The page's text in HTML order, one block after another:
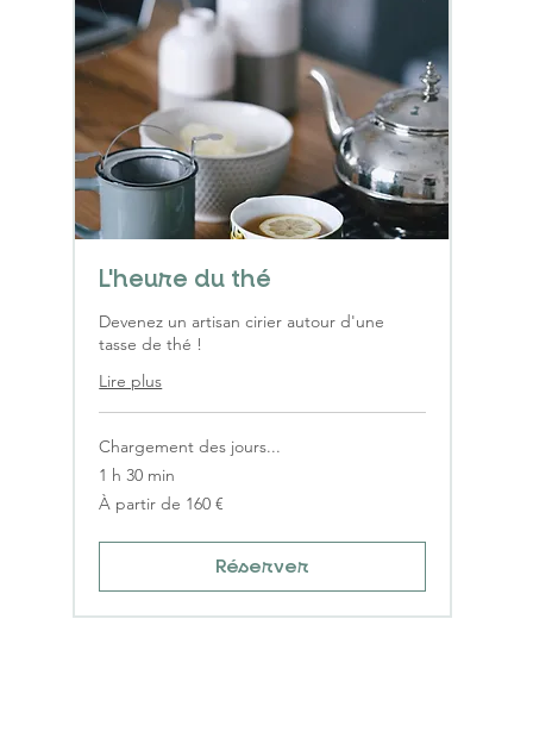
À
partir
de
160
À partir de 160 €
Réserver
L'heure du thé
Devenez un artisan cirier autour d'une
tasse de thé !
Lire plus
Chargement des jours...
1 h 30 min
À
partir
À partir de 160 €
Réserver